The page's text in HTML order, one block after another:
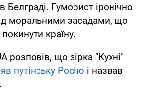
Белграді. Гуморист іронічно
моральними засадами, що
країну.
розповів, що зірка "Кухні"
путінську Росію і назвав